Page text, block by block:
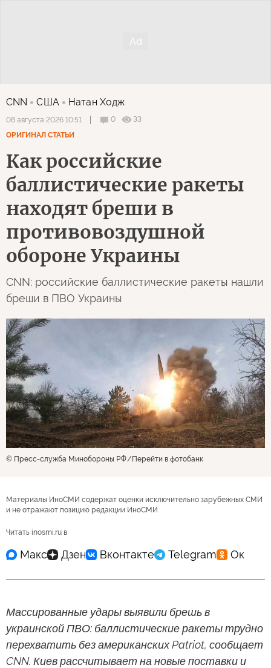
CNN США Натан Ходж
08 августа 2026 10:51 0
33
ОРИГИНАЛ СТАТЬИ
Как российские
баллистические ракеты
находят бреши в
противовоздушной
обороне Украины
CNN: российские баллистические ракеты нашли
бреши в ПВО Украины
© Пресс-служба Минобороны РФ Перейти в фотобанк
Материалы ИноСМИ содержат оценки исключительно зарубежных СМИ
и не отражают позицию редакции ИноСМИ
Читать inosmi.ru в
Массированные удары выявили брешь в
украинской ПВО: баллистические ракеты трудно
перехватить без американских Patriot, сообщает
CNN. Киев рассчитывает на новые поставки и